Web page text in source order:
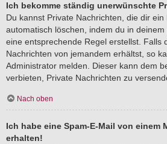
Ich bekomme ständig unerwünschte
Du kannst Private Nachrichten, die dir ein
automatisch löschen, indem du in
eine entsprechende Regel erstellst. Falls
Nachrichten von jemandem erhältst, so
Administrator melden. Dieser kann dem
verbieten, Private Nachrichten zu
Nach oben
Ich habe eine Spam-E-Mail von einem
erhalten!